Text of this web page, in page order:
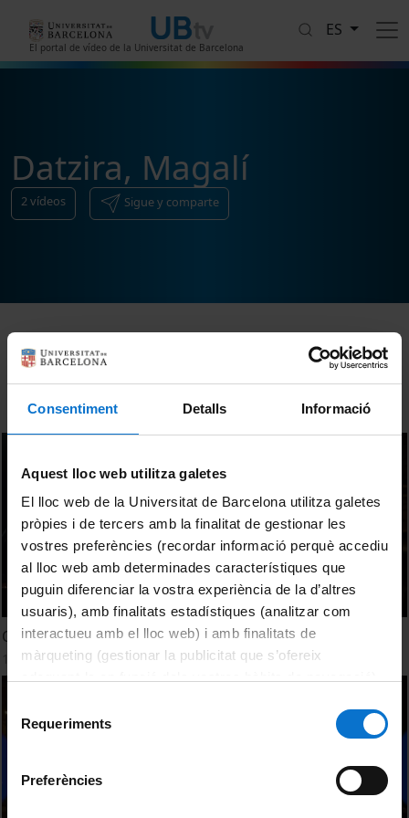
Consentiment Detalls Informació
Aquest lloc web utilitza galetes
El lloc web de la Universitat de Barcelona utilitza galetes
pròpies i de tercers amb la finalitat de gestionar les
vostres preferències (recordar informació perquè accediu
al lloc web amb determinades característiques que
puguin diferenciar la vostra experiència de la d’altres
usuaris), amb finalitats estadístiques (analitzar com
interactueu amb el lloc web) i amb finalitats de
màrqueting (gestionar la publicitat que s’ofereix
consultar laPolítica de galetes del lloc web de la
Requeriments
Preferències
El portal de vídeo de la Universitat de Barcelona
ES
Datzira, Magalí
2vídeos Sigue y comparte
Ordenar
Opinions dels grups - Els Vespres Hivern 2024
15 Marzo, 2024